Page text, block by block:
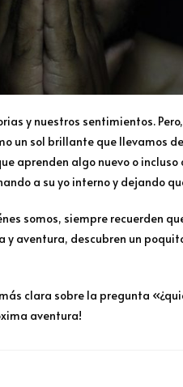
y nuestros sentimientos.
un sol brillante que llevamos
aprenden algo nuevo o
a su yo interno y dejando
somos, siempre recuerden
aventura, descubren un
clara sobre la pregunta
aventura!